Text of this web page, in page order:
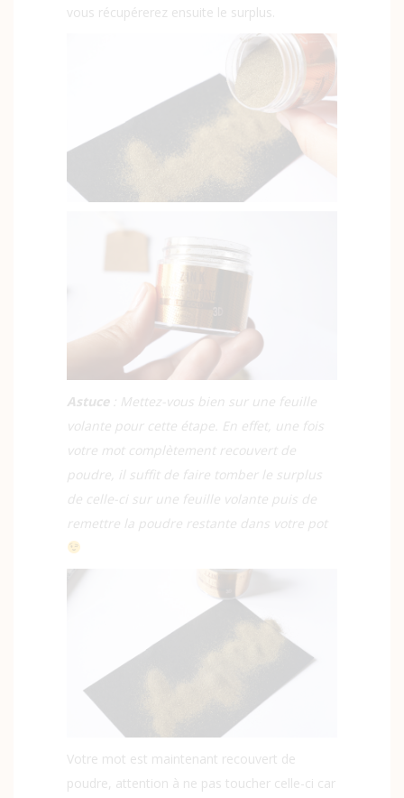
vous récupérerez ensuite le surplus.
Astuce: Mettez-vous bien sur une feuille
volante pour cette étape. En effet, une fois
votre mot complètement recouvert de
poudre, il suffit de faire tomber le surplus
de celle-ci sur une feuille volante puis de
remettre la poudre restante dans votre pot
Votre mot est maintenant recouvert de
poudre, attention à ne pas toucher celle-ci car